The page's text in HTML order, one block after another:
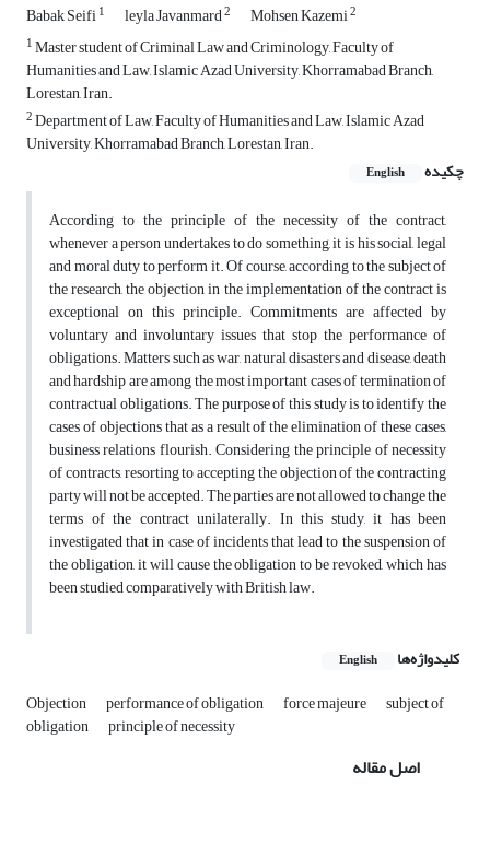
Babak Seifi1 leyla Javanmard2 Mohsen Kazemi2
1Master student of Criminal Law and Criminology, Faculty of
Humanities and Law, Islamic Azad University, Khorramabad Branch,
Lorestan, Iran.
2Department of Law, Faculty of Humanities and Law, Islamic Azad
University, Khorramabad Branch, Lorestan, Iran.
چکیده
English
According to the principle of the necessity of the contract,
whenever a person undertakes to do something, it is his social, legal
and moral duty to perform it. Of course, according to the subject of
the research, the objection in the implementation of the contract is
exceptional on this principle. Commitments are affected by
voluntary and involuntary issues that stop the performance of
obligations. Matters such as war, natural disasters and disease, death
and hardship are among the most important cases of termination of
contractual obligations. The purpose of this study is to identify the
cases of objections that as a result of the elimination of these cases,
business relations flourish. Considering the principle of necessity
of contracts, resorting to accepting the objection of the contracting
party will not be accepted. The parties are not allowed to change the
terms of the contract unilaterally. In this study, it has been
investigated that in case of incidents that lead to the suspension of
the obligation, it will cause the obligation to be revoked, which has
been studied comparatively with British law.
کلیدواژه‌ها English
Objection performance of obligation force majeure subject of
obligation principle of necessity
اصل مقاله